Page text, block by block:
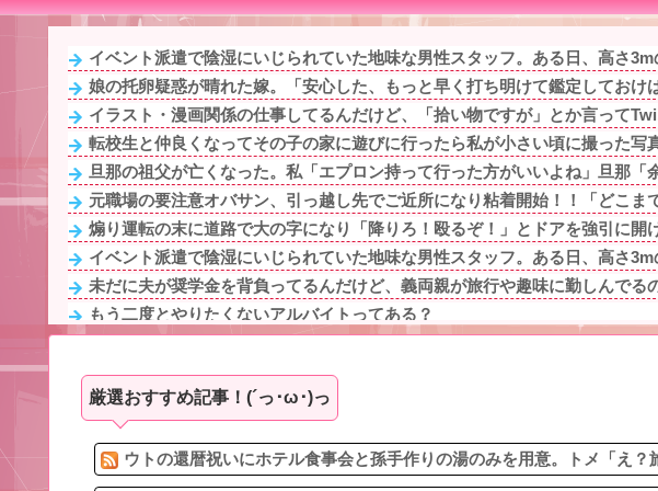
イベント派遣で陰湿にいじられていた地味な男性スタッフ。ある日、高さ3m
娘の托卵疑惑が晴れた嫁。「安心した、もっと早く打ち明けて鑑定しておけ
イラスト・漫画関係の仕事してるんだけど、「拾い物ですが」とか言って
転校生と仲良くなってその子の家に遊びに行ったら私が小さい頃に撮った写
旦那の祖父が亡くなった。私「エプロン持って行った方がいいよね」旦那「
元職場の要注意オバサン、引っ越し先でご近所になり粘着開始！！「どこま
煽り運転の末に道路で大の字になり「降りろ！殴るぞ！」とドアを強引に開
イベント派遣で陰湿にいじられていた地味な男性スタッフ。ある日、高さ3m
未だに夫が奨学金を背負ってるんだけど、義両親が旅行や趣味に勤しんでる
もう二度とやりたくないアルバイトってある？
「お姉ちゃんに嫌われちゃうから秘密」新婦妹の無邪気な一言で新郎のゲス行
年末年始に義実家に帰省してきた義兄夫婦は子供を放置して昼前まで寝てた。
6/6私、結婚したい職業NO.1の公務員なんですけど、嫁が子供連れて家出...
給食着はすごいニオイのときある。アイロンあてたときにむせ込むほどにク
厳選おすすめ記事！(´っ･ω･)っ
ウトの還暦祝いにホテル食事会と孫手作りの湯のみを用意。トメ「え